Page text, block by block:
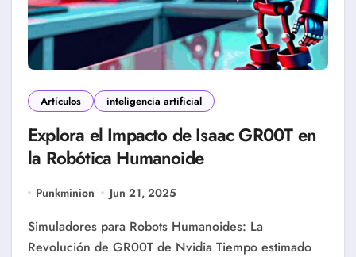
Artículos inteligencia artificial
Explora el Impacto de Isaac GR00T en
la Robótica Humanoide
Punkminion Jun 21, 2025
Simuladores para Robots Humanoides: La
Revolución de GR00T de Nvidia Tiempo estimado